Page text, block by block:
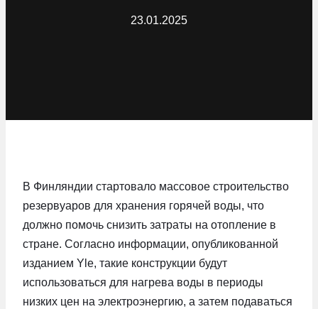
23.01.2025
В Финляндии стартовало массовое строительство
резервуаров для хранения горячей воды, что
должно помочь снизить затраты на отопление в
стране. Согласно информации, опубликованной
изданием Yle, такие конструкции будут
использоваться для нагрева воды в периоды
низких цен на электроэнергию, а затем подаваться